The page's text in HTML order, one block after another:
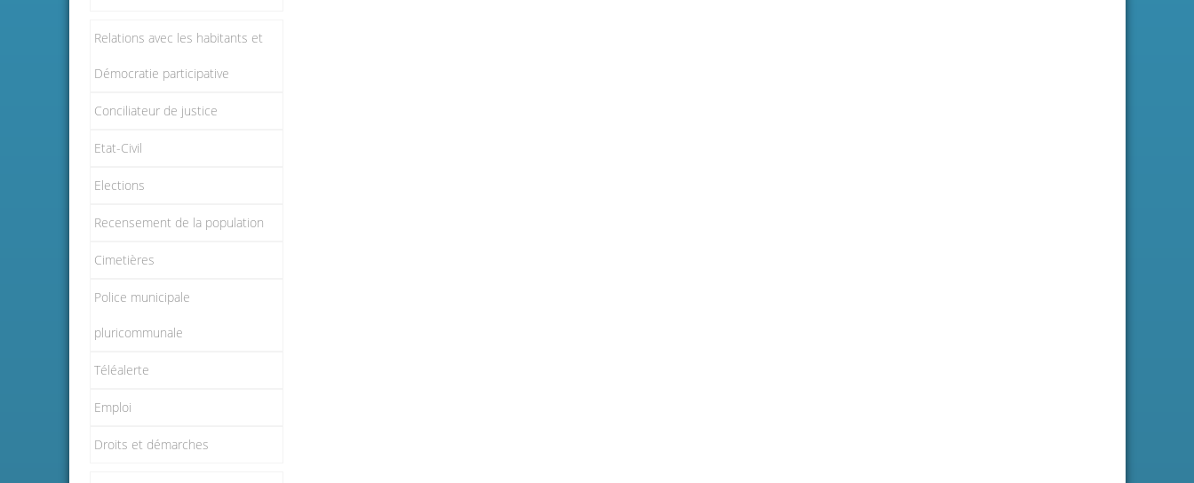
Relations avec les habitants et
Démocratie participative
Conciliateur de justice
Etat-Civil
Elections
Recensement de la population
Cimetières
Police municipale
pluricommunale
Téléalerte
Emploi
Droits et démarches